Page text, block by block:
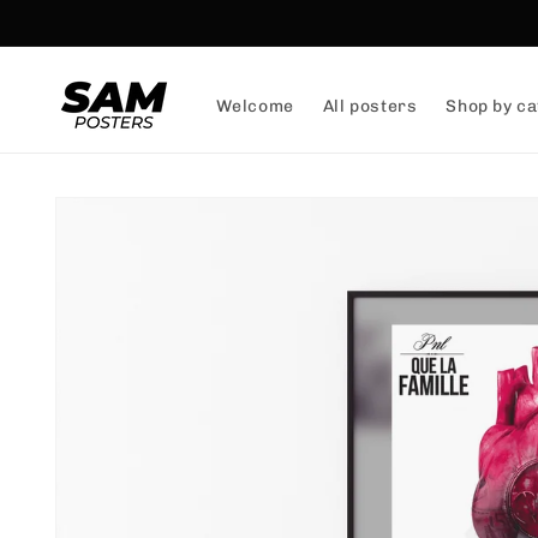
Welcome All posters Shop by